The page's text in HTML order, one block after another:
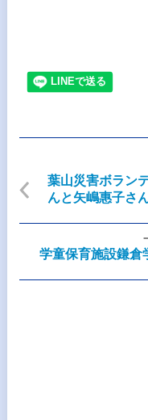
葉山災害ボラン
んと矢嶋惠子さ
学童保育施設鎌